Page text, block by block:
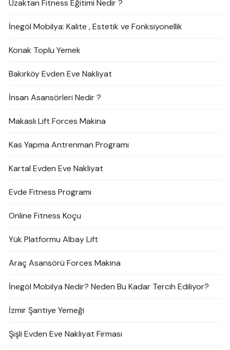
Uzaktan Fitness Eğitimi Nedir ?
İnegöl Mobilya: Kalite , Estetik ve Fonksiyonellik
Konak Toplu Yemek
Bakırköy Evden Eve Nakliyat
İnsan Asansörleri Nedir ?
Makaslı Lift Forces Makina
Kas Yapma Antrenman Programı
Kartal Evden Eve Nakliyat
Evde Fitness Programı
Online Fitness Koçu
Yük Platformu Albay Lift
Araç Asansörü Forces Makina
İnegöl Mobilya Nedir? Neden Bu Kadar Tercih Ediliyor?
İzmir Şantiye Yemeği
Şişli Evden Eve Nakliyat Firması